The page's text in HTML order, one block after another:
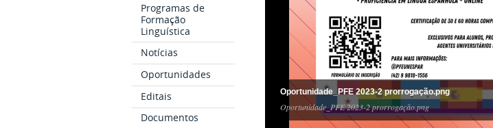
Programas de
Formação
Linguística
Notícias
Oportunidades
Editais
Documentos
Oportunidade_PFE 2023-2 prorrogação.png
Oportunidade_PFE 2023-2 prorrogação.png